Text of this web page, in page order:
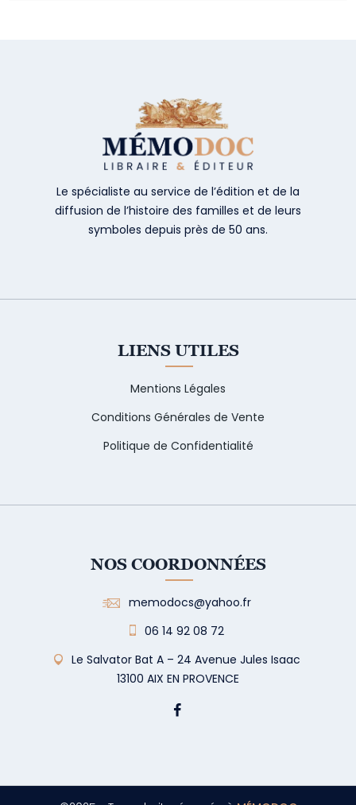
Le spécialiste au service de l’édition et de la
diffusion de l’histoire des familles et de leurs
symboles depuis près de 50 ans.
LIENS UTILES
Mentions Légales
Conditions Générales de Vente
Politique de Confidentialité
NOS COORDONNÉES
memodocs@yahoo.fr
06 14 92 08 72
Le Salvator Bat A – 24 Avenue Jules Isaac
13100 AIX EN PROVENCE